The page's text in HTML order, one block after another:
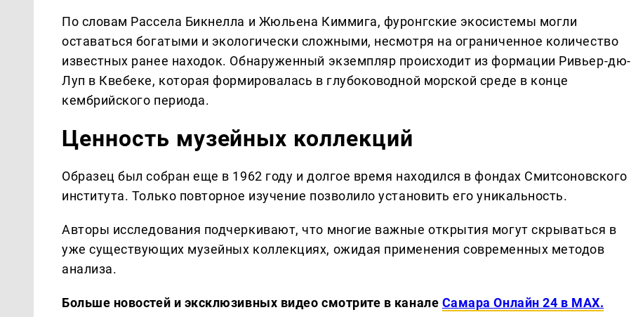
По словам Рассела Бикнелла и Жюльена Киммига, фуронгские экосистемы могли
оставаться богатыми и экологически сложными, несмотря на ограниченное количество
известных ранее находок. Обнаруженный экземпляр происходит из формации Ривьер-дю-
Луп в Квебеке, которая формировалась в глубоководной морской среде в конце
кембрийского периода.
Ценность музейных коллекций
Образец был собран еще в 1962 году и долгое время находился в фондах Смитсоновского
института. Только повторное изучение позволило установить его уникальность.
Авторы исследования подчеркивают, что многие важные открытия могут скрываться в
уже существующих музейных коллекциях, ожидая применения современных методов
анализа.
Больше новостей и эксклюзивных видео смотрите в канале Самара Онлайн 24 в MAX.